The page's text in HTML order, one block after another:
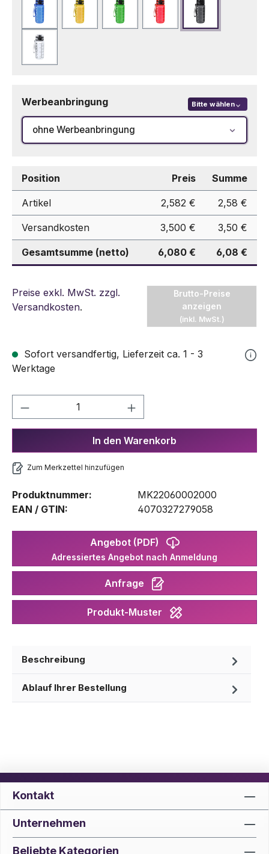
Blau Gelb Grün Rot Schwarz
Transparent
Werbeanbringung Bitte wählen
ohne Werbeanbringung
Position Preis Summe
Artikel 2,582 € 2,58 €
Versandkosten 3,500 € 3,50 €
Gesamtsumme (netto) 6,080 € 6,08 €
Preise exkl. MwSt. zzgl.
Versandkosten.
Brutto-Preise
anzeigen
(inkl. MwSt.)
Sofort versandfertig, Lieferzeit ca. 1 - 3
Werktage
Produkt Anzahl: Gib den
In den Warenkorb
Zum Merkzettel hinzufügen
Produktnummer:
MK22060002000
EAN / GTIN:
4070327279058
Angebot (PDF)
Adressiertes Angebot nach Anmeldung
Anfrage
Produkt-Muster
Beschreibung
Ablauf Ihrer Bestellung
Kontakt
Unternehmen
Beliebte Kategorien